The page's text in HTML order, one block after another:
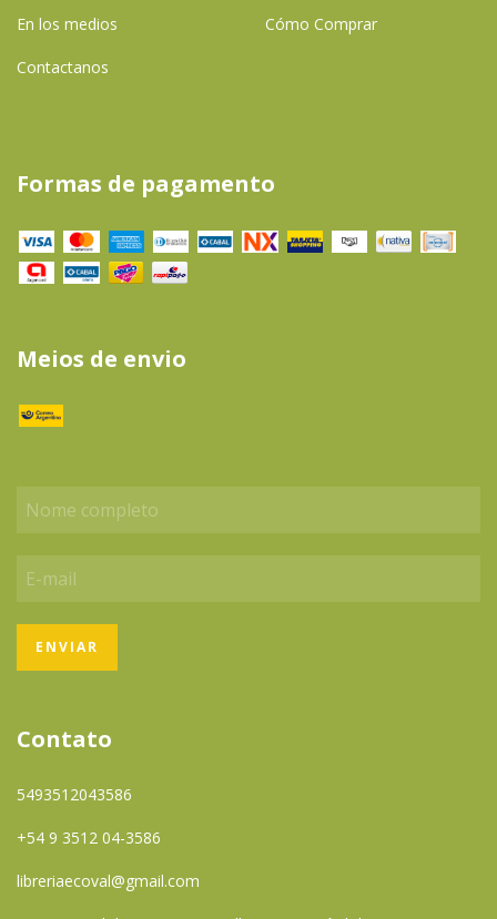
En los medios Cómo Comprar
Contactanos
Formas de pagamento
Meios de envio
Contato
5493512043586
+54 9 3512 04-3586
libreriaecoval@gmail.com